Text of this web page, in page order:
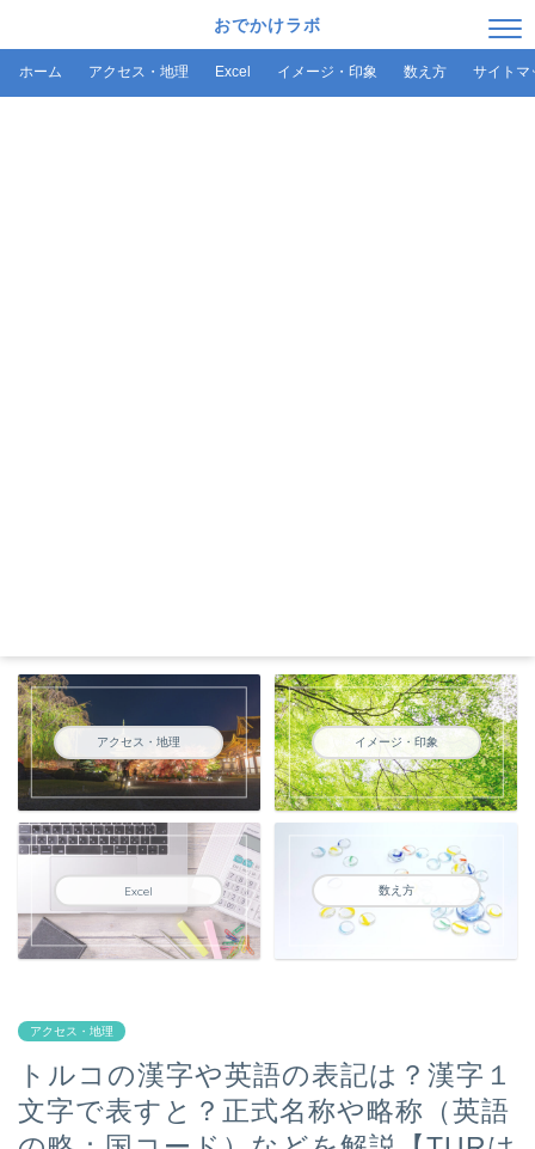
おでかけラボ
ホーム アクセス・地理 Excel イメージ・印象 数え方 サイトマ
アクセス・地理 イメージ・印象
Excel 数え方
アクセス・地理
トルコの漢字や英語の表記は？漢字１
文字で表すと？正式名称や略称（英語